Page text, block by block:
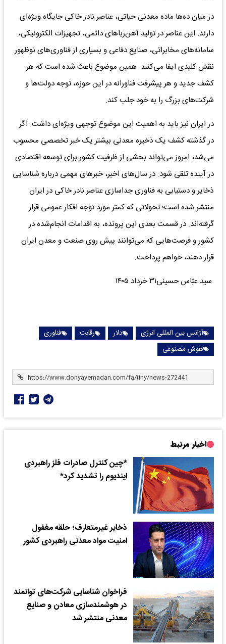
در میان ده‌ها ماده معدنی حیاتی، عناصر نادر خاکی جایگاه ویژه‌ای
دارند. این عناصر در تولید آهن‌رباهای دائمی، تجهیزات الکترونیکی،
سامانه‌های مخابراتی، صنایع دفاعی و بسیاری از فناوری‌های نوظهور
نقش کلیدی ایفا می‌کنند. همین موضوع باعث شده است که هر
کشف جدید و هر پیشرفت فناورانه در این حوزه، توجه دولت‌ها و
شرکت‌های بزرگ را به خود جلب کند.
در ایران نیز باید به اهمیت این موضوع توجهی ویژه‌ای داشت. اگر
در گذشته کشف یک ذخیره معدنی بیشتر یک خبر تخصصی محسوب
می‌شد، امروز می‌تواند بخشی از ظرفیت کشور برای توسعه اقتصادی
در آینده تلقی شود. در سال‌های اخیر، خبرهای مهمی درباره شناسایی
ذخایر و دستیابی به فناوری جداسازی عناصر نادر خاکی در ایران
منتشر شده است؛ تحولاتی که کمتر مورد توجه افکار عمومی قرار
گرفته‌اند. در قسمت بعدی این پرونده، به اقدامات انجام‌شده در
کشور و فرصت‌هایی که می‌توانند پیش روی صنعت و معدن ایران
قرار دهند، خواهم پرداخت.
سید عبّاس حسینی۳۱ خرداد ۱۴۰۵
آژانس بین المللی انرژی دلار رقابت
فناوری
هوش مصنوعی
اخبار مرتبط
*چین کنترل صادرات فلز راهبردی
ایندیوم را تشدید کرد*
ذخایر غیرمتعارف؛ حلقه مغفول
امنیت مواد معدنی راهبردی کشور
فراخوان شناسایی شرکت‌های توانمند
در هوشمندسازی معادن و صنایع
معدنی منتشر شد